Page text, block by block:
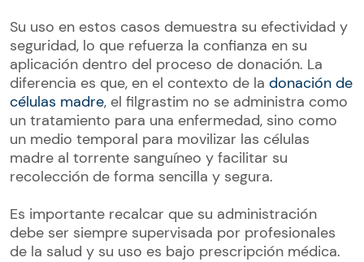
Su uso en estos casos demuestra su efectividad y
seguridad, lo que refuerza la confianza en su
aplicación dentro del proceso de donación. La
diferencia es que, en el contexto de la donación de
células madre, el filgrastim no se administra como
un tratamiento para una enfermedad, sino como
un medio temporal para movilizar las células
madre al torrente sanguíneo y facilitar su
recolección de forma sencilla y segura.
Es importante recalcar que su administración
debe ser siempre supervisada por profesionales
de la salud y su uso es bajo prescripción médica.